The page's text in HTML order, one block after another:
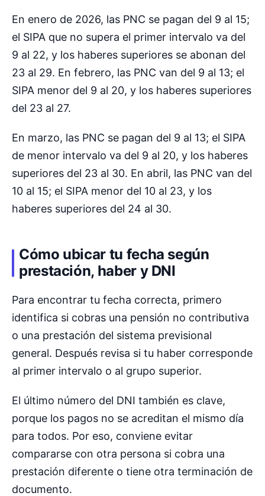
En enero de 2026, las PNC se pagan del 9 al 15;
el SIPA que no supera el primer intervalo va del
9 al 22, y los haberes superiores se abonan del
23 al 29. En febrero, las PNC van del 9 al 13; el
SIPA menor del 9 al 20, y los haberes superiores
del 23 al 27.
En marzo, las PNC se pagan del 9 al 13; el SIPA
de menor intervalo va del 9 al 20, y los haberes
superiores del 23 al 30. En abril, las PNC van del
10 al 15; el SIPA menor del 10 al 23, y los
haberes superiores del 24 al 30.
Cómo ubicar tu fecha según
prestación, haber y DNI
Para encontrar tu fecha correcta, primero
identifica si cobras una pensión no contributiva
o una prestación del sistema previsional
general. Después revisa si tu haber corresponde
al primer intervalo o al grupo superior.
El último número del DNI también es clave,
porque los pagos no se acreditan el mismo día
para todos. Por eso, conviene evitar
compararse con otra persona si cobra una
prestación diferente o tiene otra terminación de
documento.